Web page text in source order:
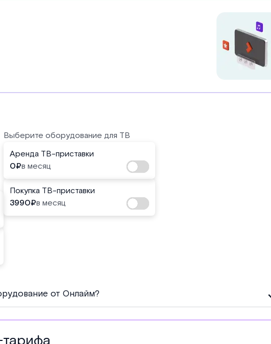
Выберите оборудование для ТВ
Аренда ТВ-приставки
0₽в месяц
Покупка ТВ-приставки
3990₽в месяц
от Онлайм?